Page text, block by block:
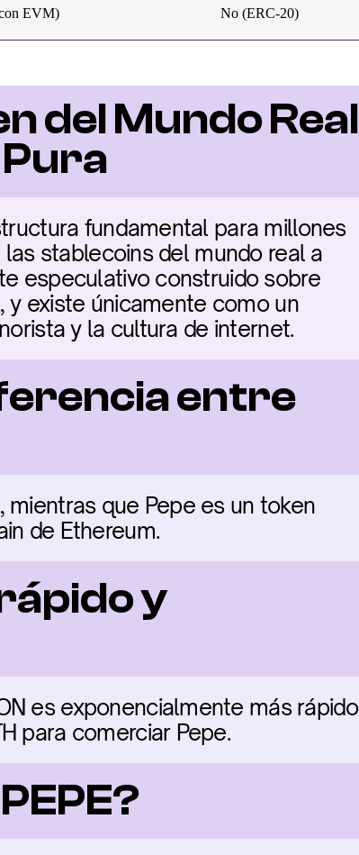
EVM) No (ERC-20)
del Mundo Real
fundamental para millones
stablecoins del mundo real a
especulativo construido sobre
y existe únicamente como un
y la cultura de internet.
entre
mientras que Pepe es un token
de Ethereum.
y
es exponencialmente más rápido
para comerciar Pepe.